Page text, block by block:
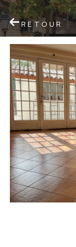
RETOUR